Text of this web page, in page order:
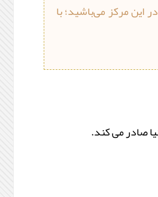
در این مرکز می‌باشید؛ با